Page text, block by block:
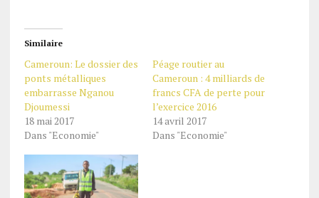
Similaire
Cameroun: Le dossier des
ponts métalliques
embarrasse Nganou
Djoumessi
18 mai 2017
Dans "Economie"
Péage routier au
Cameroun : 4 milliards de
francs CFA de perte pour
l’exercice 2016
14 avril 2017
Dans "Economie"